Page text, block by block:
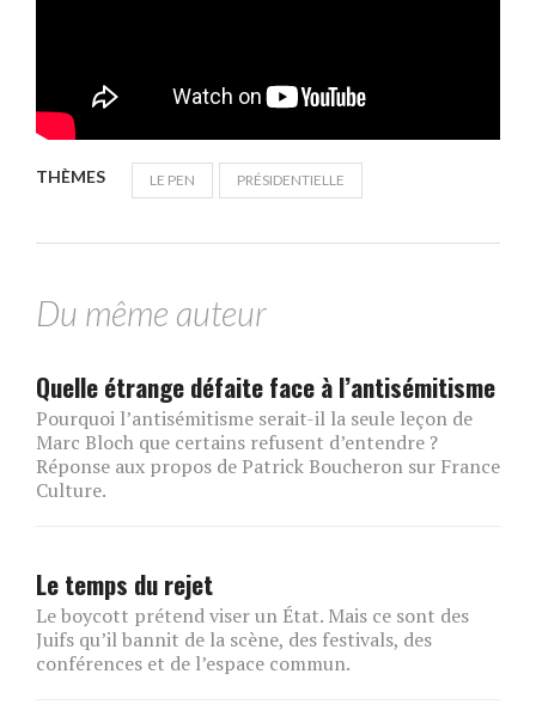
THÈMES LE PEN PRÉSIDENTIELLE
Du même auteur
Quelle étrange défaite face à l’antisémitisme
Pourquoi l’antisémitisme serait-il la seule leçon de
Marc Bloch que certains refusent d’entendre ?
Réponse aux propos de Patrick Boucheron sur France
Culture.
Le temps du rejet
Le boycott prétend viser un État. Mais ce sont des
Juifs qu’il bannit de la scène, des festivals, des
conférences et de l’espace commun.